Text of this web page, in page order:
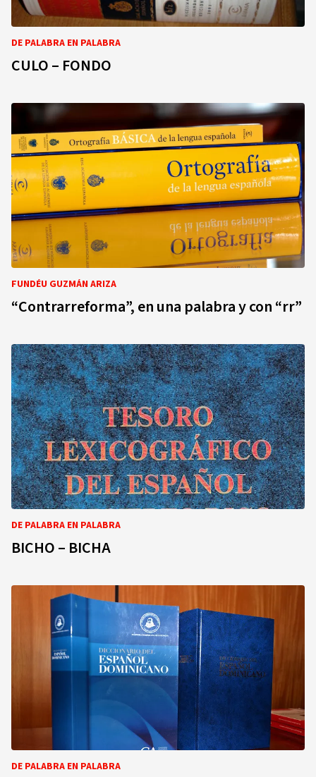
DE PALABRA EN PALABRA
CULO – FONDO
FUNDÉU GUZMÁN ARIZA
“Contrarreforma”, en una palabra y con “rr”
DE PALABRA EN PALABRA
BICHO – BICHA
DE PALABRA EN PALABRA